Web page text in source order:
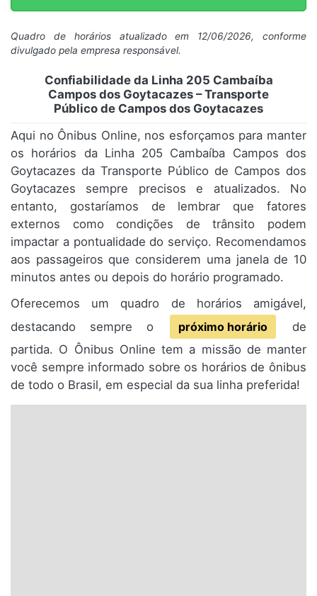
Quadro de horários atualizado em 12/06/2026, conforme
divulgado pela empresa responsável.
Confiabilidade da Linha 205 Cambaíba
Campos dos Goytacazes – Transporte
Público de Campos dos Goytacazes
Aqui no Ônibus Online, nos esforçamos para manter
os horários da Linha 205 Cambaíba Campos dos
Goytacazes da Transporte Público de Campos dos
Goytacazes sempre precisos e atualizados. No
entanto, gostaríamos de lembrar que fatores
externos como condições de trânsito podem
impactar a pontualidade do serviço. Recomendamos
aos passageiros que considerem uma janela de 10
minutos antes ou depois do horário programado.
Oferecemos um quadro de horários amigável,
destacando sempre o
próximo horário
de
partida. O Ônibus Online tem a missão de manter
você sempre informado sobre os horários de ônibus
de todo o Brasil, em especial da sua linha preferida!